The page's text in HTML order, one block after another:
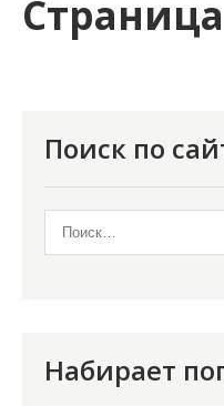
Поиск по
Набирает